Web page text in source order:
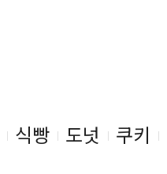
식빵 도넛 쿠키